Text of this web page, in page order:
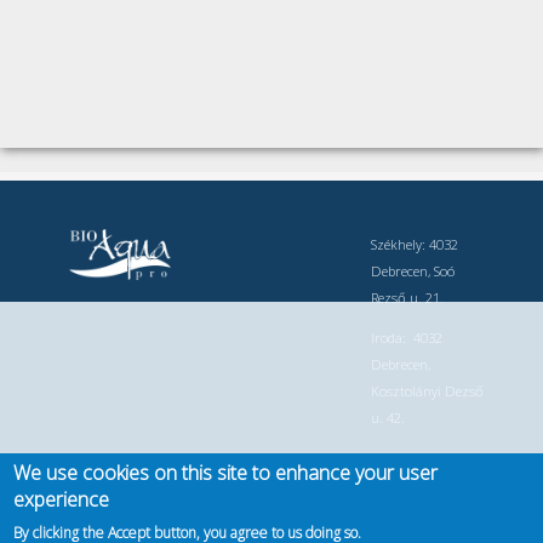
Székhely: 4032
Debrecen, Soó
Rezső u. 21.
Iroda: 4032
Kosztolányi Dezső
u. 42.
Telefonszám: +36
30 749 8526 +36
We use cookies on this site to enhance your user
experience
By clicking the Accept button, you agree to us doing so.